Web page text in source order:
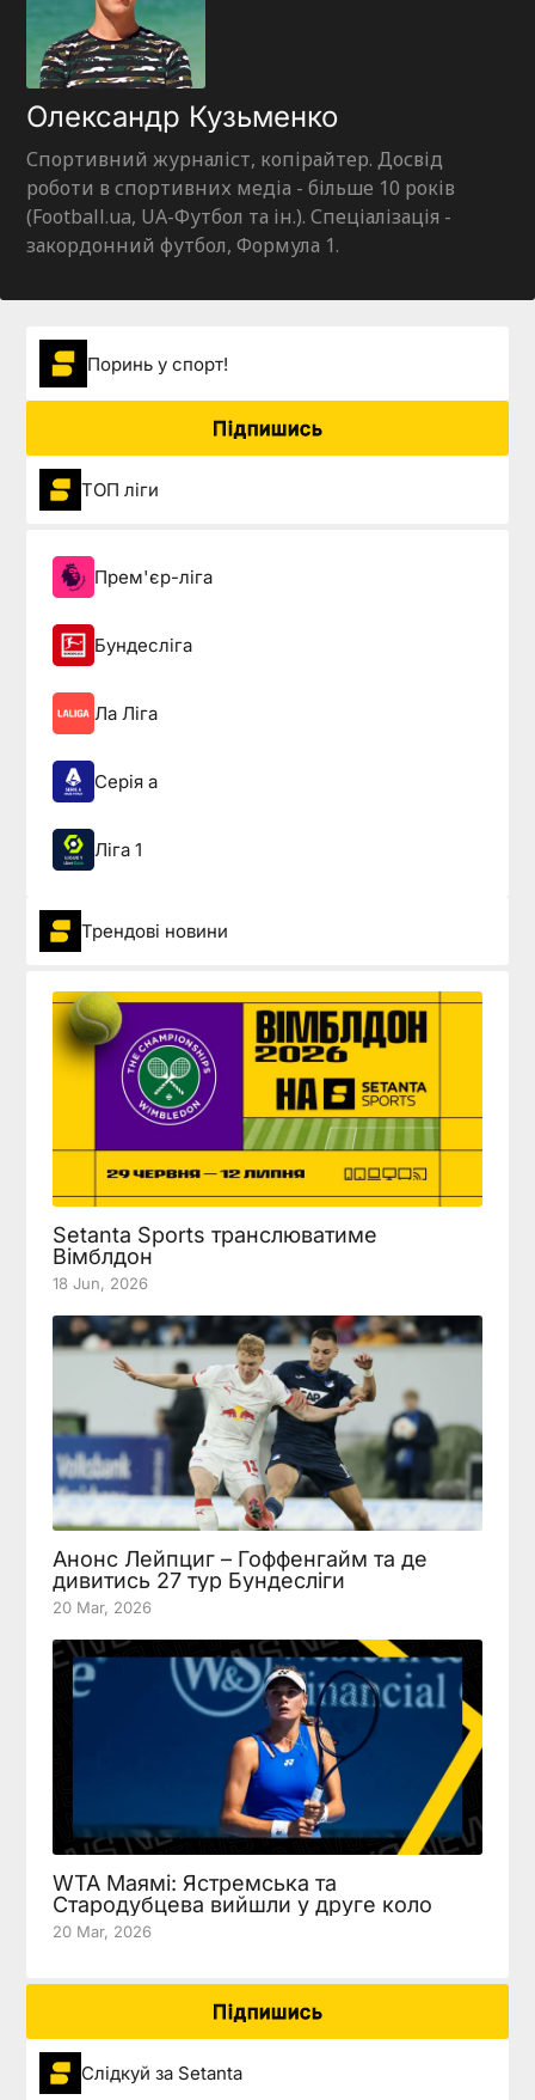
Олександр Кузьменко
Спортивний журналіст, копірайтер. Досвід
роботи в спортивних медіа - більше 10 років
(Football.ua, UA-Футбол та ін.). Спеціалізація -
закордонний футбол, Формула 1.
Поринь у спорт!
Підпишись
ТОП ліги
Прем'єр-ліга
Бундесліга
Ла Ліга
Серія а
Ліга 1
Трендові новини
Setanta Sports транслюватиме
Вімблдон
18 Jun, 2026
Анонс Лейпциг – Гоффенгайм та де
дивитись 27 тур Бундесліги
20 Mar, 2026
WTA Маямі: Ястремська та
Стародубцева вийшли у друге коло
20 Mar, 2026
Підпишись
Слідкуй за Setanta